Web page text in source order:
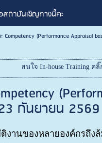
ถาบันเชิญทางนี้คะ
(Performance Appraisal
สนใจ In-house Training คลิ๊
กันยายน 2569
านของหลายองค์กรถึงล้